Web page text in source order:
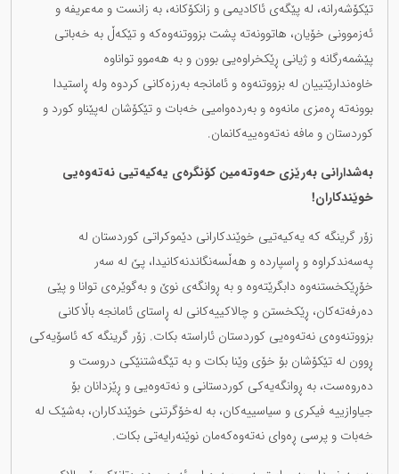
تێکۆشەرانە، لە پێگەی ئاکادیمی و زانکۆکانە، بە زانست و مەعریفە و
ئەزموونی خۆیان، هاتوونەتە پشت بزووتنەوەکە و تێکەڵ بە خەباتی
پێشمەرگانە و ژیانی ڕێکخراوەیی بوون و بە هەموو تواناوە
خاوەندارێتییان لە بزووتنەوە و ئامانجە بەرزەکانی کردوە ولە ڕاستیدا
بوونەتە ڕەمزی مانەوە و بەردەوامیی خەبات و تێکۆشان لەپێناو کورد و
کوردستان و مافە نەتەوەییەکانمان.
بەشدارانی بەرێزی حەوتەمین کۆنگرەی یەکیەتیی نەتەوەیی
خوێندکاران!
زۆر گرینگە کە یەکیەتیی خوێندکارانی دێموکراتی کوردستان لە
پەسەندکراوە و ڕاسپاردە و هەڵسەنگاندنەکانیدا، پێ لە سەر
خۆڕێکخستنەوە دابگرێتەوە و بە ڕوانگەی نوێ و بەگوێرەی توانا و پێی
دەرفەتەکان، ڕێکخستن و چالاکییەکانی لە ڕاستای ئامانجە باڵاکانی
بزووتنەوەی نەتەوەیی کوردستان ئاراستە بکات. زۆر گرینگە کە ئاسۆیەکی
ڕوون لە تێکۆشان بۆ خۆی وێنا بکات و بە تێگەشتنێکی دروست و
دەروەست، بە ڕوانگەیەکی کوردستانی و نەتەوەیی و ڕێزدانان بۆ
جیاوازییە فیکری و سیاسییەکان، بە لەخۆگرتنی خوێندکاران، بەشێک لە
خەبات و پرسی ڕەوای نەتەوەکەمان نوێنەرایەتی بکات.